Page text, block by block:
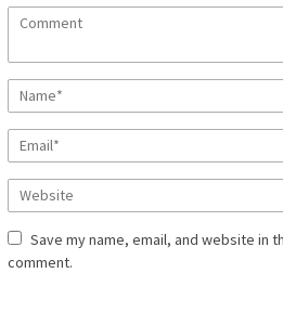
Save my name, email, and website in
comment.